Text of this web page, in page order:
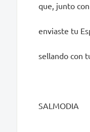
que, junto
enviaste tu
sellando con
SALMODIA